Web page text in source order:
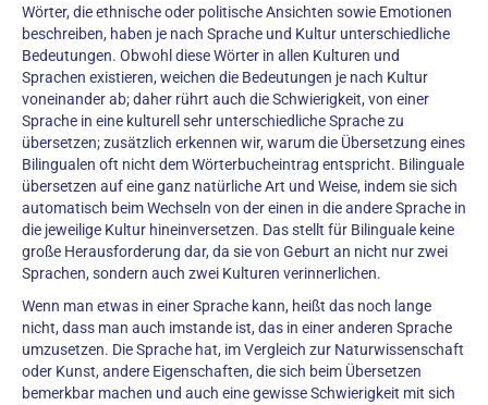
Wörter, die ethnische oder politische Ansichten sowie Emotionen
beschreiben, haben je nach Sprache und Kultur unterschiedliche
Bedeutungen. Obwohl diese Wörter in allen Kulturen und
Sprachen existieren, weichen die Bedeutungen je nach Kultur
voneinander ab; daher rührt auch die Schwierigkeit, von einer
Sprache in eine kulturell sehr unterschiedliche Sprache zu
übersetzen; zusätzlich erkennen wir, warum die Übersetzung eines
Bilingualen oft nicht dem Wörterbucheintrag entspricht. Bilinguale
übersetzen auf eine ganz natürliche Art und Weise, indem sie sich
automatisch beim Wechseln von der einen in die andere Sprache in
die jeweilige Kultur hineinversetzen. Das stellt für Bilinguale keine
große Herausforderung dar, da sie von Geburt an nicht nur zwei
Sprachen, sondern auch zwei Kulturen verinnerlichen.
Wenn man etwas in einer Sprache kann, heißt das noch lange
nicht, dass man auch imstande ist, das in einer anderen Sprache
umzusetzen. Die Sprache hat, im Vergleich zur Naturwissenschaft
oder Kunst, andere Eigenschaften, die sich beim Übersetzen
bemerkbar machen und auch eine gewisse Schwierigkeit mit sich